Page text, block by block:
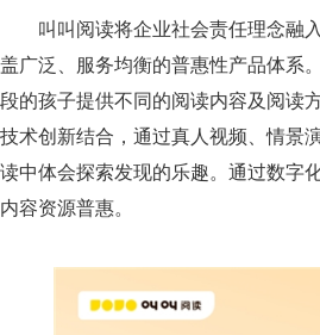
叫叫阅读将企业社会责任理念融
盖广泛、服务均衡的普惠性产品体系
段的孩子提供不同的阅读内容及阅读
技术创新结合，通过真人视频、情景
读中体会探索发现的乐趣。通过数字
内容资源普惠。